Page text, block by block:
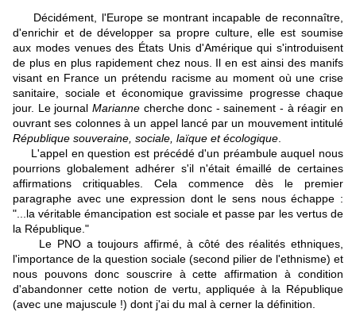
Décidément, l'Europe se montrant incapable de reconnaître,
d'enrichir et de développer sa propre culture, elle est soumise
aux modes venues des États Unis d'Amérique qui s'introduisent
de plus en plus rapidement chez nous. Il en est ainsi des manifs
visant en France un prétendu racisme au moment où une crise
sanitaire, sociale et économique gravissime progresse chaque
jour. Le journal Mariannecherche donc - sainement - à réagir en
ouvrant ses colonnes à un appel lancé par un mouvement intitulé
République souveraine, sociale, laïque et écologique
L'appel en question est précédé d'un préambule auquel nous
pourrions globalement adhérer s'il n'était émaillé de certaines
affirmations critiquables. Cela commence dès le premier
paragraphe avec une expression dont le sens nous échappe :
"...la véritable émancipation est sociale et passe par les vertus de
la République."
Le PNO a toujours affirmé, à côté des réalités ethniques,
l'importance de la question sociale (second pilier de l'ethnisme) et
nous pouvons donc souscrire à cette affirmation à condition
d'abandonner cette notion de vertu, appliquée à la République
(avec une majuscule !) dont j'ai du mal à cerner la définition.